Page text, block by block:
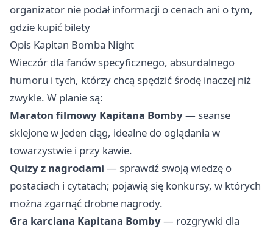
organizator nie podał informacji o cenach ani o tym,
gdzie kupić bilety
Opis Kapitan Bomba Night
Wieczór dla fanów specyficznego, absurdalnego
humoru i tych, którzy chcą spędzić środę inaczej niż
zwykle. W planie są:
Maraton filmowy Kapitana Bomby— seanse
sklejone w jeden ciąg, idealne do oglądania w
towarzystwie i przy kawie.
Quizy z nagrodami — sprawdź swoją wiedzę o
postaciach i cytatach; pojawią się konkursy, w których
można zgarnąć drobne nagrody.
Gra karciana Kapitana Bomby— rozgrywki dla